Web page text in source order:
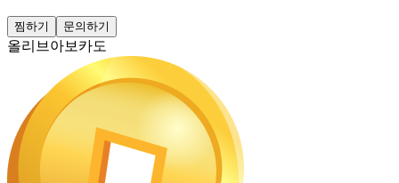
찜하기 문의하기
올리브아보카도